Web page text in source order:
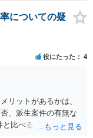
的にできない開発で
ですが、「物理的に
的にできない開発」
では間に合わない」
由とする債務不履行
ない」が、そもそも
ムマシンを作るとい
性があります。 いず
できない」部分を除
、その部分に相当す
だし、当該開発完了部
についての疑
役にたった 4
リットがあるかは、
、派生案件の有無な
と比べると大きな利益